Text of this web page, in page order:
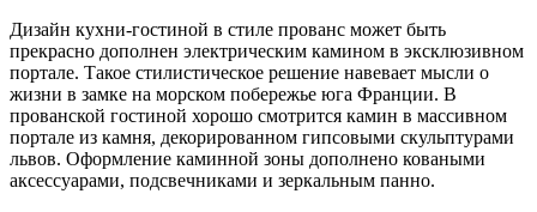
Дизайн кухни-гостиной в стиле прованс может быть
прекрасно дополнен электрическим камином в эксклюзивном
портале. Такое стилистическое решение навевает мысли о
жизни в замке на морском побережье юга Франции. В
прованской гостиной хорошо смотрится камин в массивном
портале из камня, декорированном гипсовыми скульптурами
львов. Оформление каминной зоны дополнено коваными
аксессуарами, подсвечниками и зеркальным панно.